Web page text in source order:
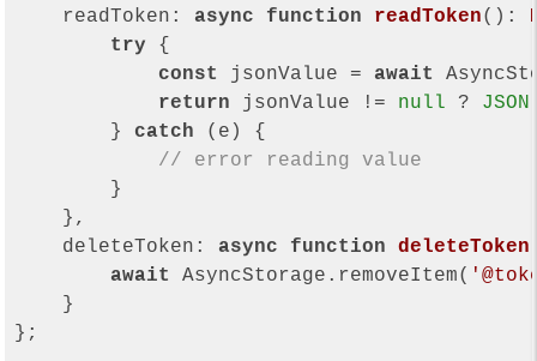
readToken : async function readToken( ):
try {
const
jsonValue = await
return jsonValue != null ? JSON
        }
catch (e) {
// error reading value
        }
    },
deleteToken : async function deleteToken
await
AsyncStorage.removeItem(
    }
};